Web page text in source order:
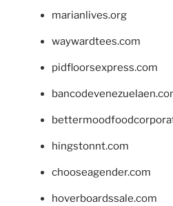
marianlives.org
waywardtees.com
pidfloorsexpress.com
hingstonnt.com
chooseagender.com
hoverboardssale.com